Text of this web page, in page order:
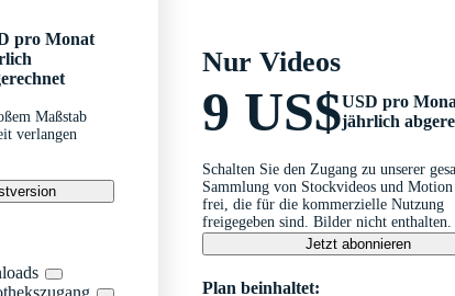
pro Monat
Maßstab
verlangen
Nur Videos
9 US$USD pro
jährlich
Schalten Sie den Zugang zu unserer
Sammlung von Stockvideos und
frei, die für die kommerzielle Nutzung
freigegeben sind. Bilder nicht enthalten.
Jetzt abonnieren
Plan beinhaltet: